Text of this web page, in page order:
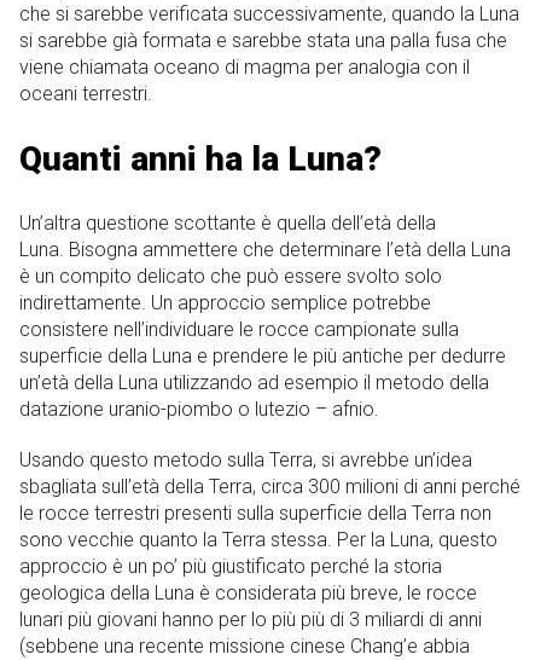
che si sarebbe verificata successivamente, quando la Luna
si sarebbe già formata e sarebbe stata una palla fusa che
viene chiamata oceano di magma per analogia con il
oceani terrestri.
Quanti anni ha la Luna?
Un’altra questione scottante è quella dell’età della
Luna. Bisogna ammettere che determinare l’età della Luna
è un compito delicato che può essere svolto solo
indirettamente. Un approccio semplice potrebbe
consistere nell’individuare le rocce campionate sulla
superficie della Luna e prendere le più antiche per dedurre
un’età della Luna utilizzando ad esempio il metodo della
datazione uranio-piombo o lutezio – afnio.
Usando questo metodo sulla Terra, si avrebbe un’idea
sbagliata sull’età della Terra, circa 300 milioni di anni perché
le rocce terrestri presenti sulla superficie della Terra non
sono vecchie quanto la Terra stessa. Per la Luna, questo
approccio è un po’ più giustificato perché la storia
geologica della Luna è considerata più breve, le rocce
lunari più giovani hanno per lo più più di 3 miliardi di anni
(sebbene una recente missione cinese Chang’e abbia